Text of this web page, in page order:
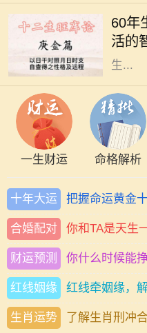
60年
活的
大精
人，
征，
生...
一生财运 命格解析
十年大运 把握命运黄金
合婚配对 你和TA是天生
财运预测 你什么时候能
红线姻缘 红线牵姻缘，
生肖运势 了解生肖刑冲
在这